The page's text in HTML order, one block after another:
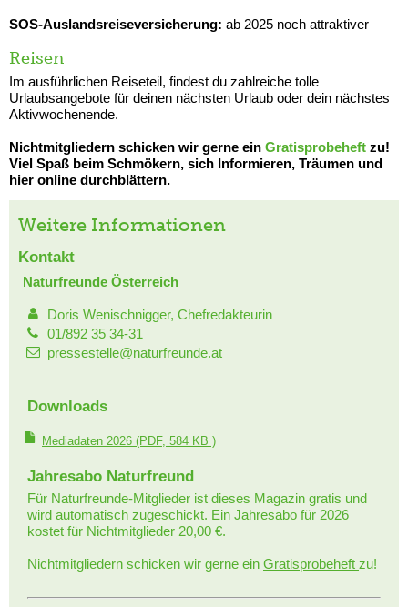
SOS-Auslandsreiseversicherung: ab 2025 noch attraktiver
Reisen
Im ausführlichen Reiseteil, findest du zahlreiche tolle
Urlaubsangebote für deinen nächsten Urlaub oder dein nächstes
Aktivwochenende.
Nichtmitgliedern schicken wir gerne ein Gratisprobeheft zu!
Viel Spaß beim Schmökern, sich Informieren, Träumen und
hier online durchblättern.
Weitere Informationen
Kontakt
Naturfreunde Österreich
Doris Wenischnigger, Chefredakteurin
01/892 35 34-31
pressestelle@naturfreunde.at
Downloads
Mediadaten 2026 (PDF, 584 KB )
Jahresabo Naturfreund
Für Naturfreunde-Mitglieder ist dieses Magazin gratis und
wird automatisch zugeschickt. Ein Jahresabo für 2026
kostet für Nichtmitglieder 20,00 €.
Nichtmitgliedern schicken wir gerne ein Gratisprobeheft zu!